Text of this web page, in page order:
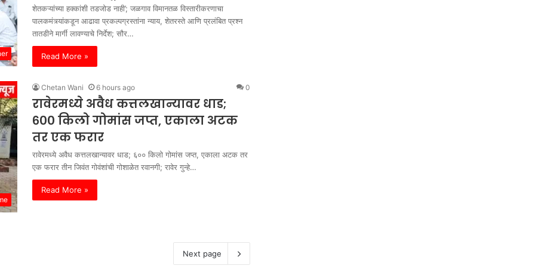
शेतकऱ्यांच्या हक्कांशी तडजोड नाही’; जळगाव विमानतळ विस्तारीकरणाचा
पालकमंत्र्यांकडून आढावा प्रकल्पग्रस्तांना न्याय, शेतरस्ते आणि प्रलंबित प्रश्न
तातडीने मार्गी लावण्याचे निर्देश; सौर…
Read More »
Chetan Wani 6 hours ago 0
रावेरमध्ये अवैध कत्तलखान्यावर धाड;
६०० किलो गोमांस जप्त, एकाला अटक
तर एक फरार
रावेरमध्ये अवैध कत्तलखान्यावर धाड; ६०० किलो गोमांस जप्त, एकाला अटक तर
एक फरार तीन जिवंत गोवंशांची गोशाळेत रवानगी; रावेर गुन्हे…
Read More »
Next page